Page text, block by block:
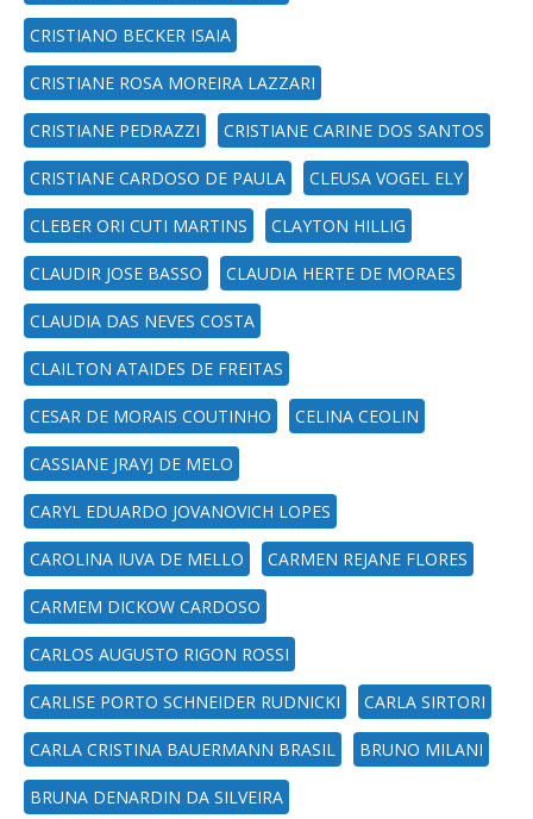
CRISTIANO BECKER ISAIA
CRISTIANE ROSA MOREIRA LAZZARI
CRISTIANE PEDRAZZI CRISTIANE CARINE DOS SANTOS
CRISTIANE CARDOSO DE PAULA CLEUSA VOGEL ELY
CLEBER ORI CUTI MARTINS CLAYTON HILLIG
CLAUDIR JOSE BASSO CLAUDIA HERTE DE MORAES
CLAUDIA DAS NEVES COSTA
CLAILTON ATAIDES DE FREITAS
CESAR DE MORAIS COUTINHO CELINA CEOLIN
CASSIANE JRAYJ DE MELO
CARYL EDUARDO JOVANOVICH LOPES
CAROLINA IUVA DE MELLO CARMEN REJANE FLORES
CARMEM DICKOW CARDOSO
CARLOS AUGUSTO RIGON ROSSI
CARLISE PORTO SCHNEIDER RUDNICKI CARLA SIRTORI
CARLA CRISTINA BAUERMANN BRASIL BRUNO MILANI
BRUNA DENARDIN DA SILVEIRA